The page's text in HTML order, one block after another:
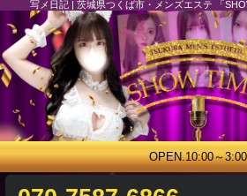
写メ日記 | 茨城県つくば市・メンズエステ 「
OPEN.10:00～3:00